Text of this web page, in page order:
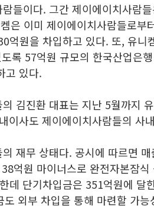
들이다. 그간 제이에이치사람
은 이미 제이에이치사람들로
억원을 차입하고 있다. 또, 유니
록 57억원 규모의 한국산업은
고 있다.
김진환 대표는 지난 5월까지
이사도 제이에이치사람들의 사
재무 상태다. 공시에 따르면
억원 마이너스로 완전자본잠
데 단기차입금은 351억원에 달
외부 차입을 통해 마련할 가능